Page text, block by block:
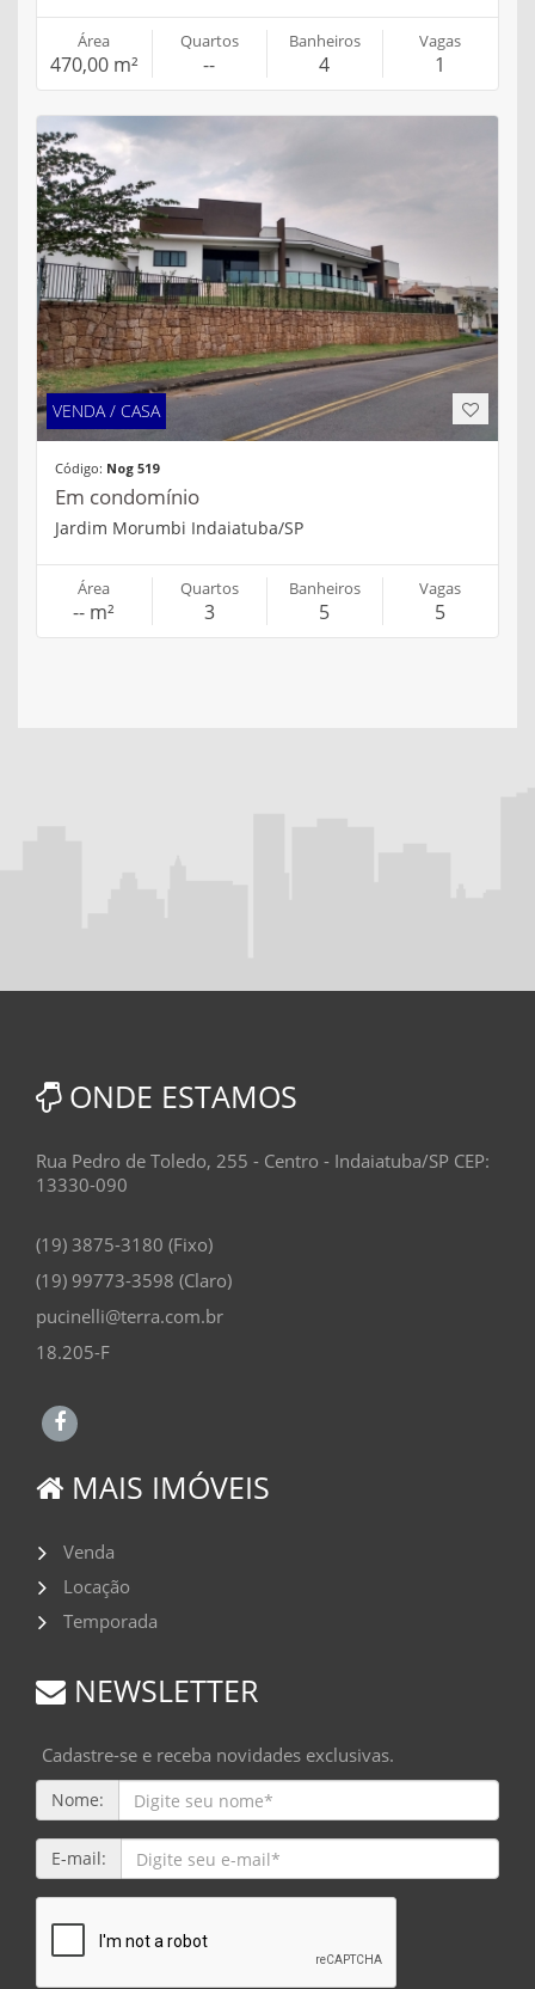
Área
470,00 m²
Quartos
--
Banheiros
4
Vagas
1
VENDA / CASA
Código: Nog 519
Em condomínio
Jardim Morumbi Indaiatuba/SP
Área
-- m²
Quartos
3
Banheiros
5
Vagas
5
ONDE ESTAMOS
Rua Pedro de Toledo, 255 - Centro - Indaiatuba/SP CEP:
13330-090
(19) 3875-3180 (Fixo)
(19) 99773-3598 (Claro)
pucinelli@terra.com.br
18.205-F
MAIS IMÓVEIS
Venda
Locação
Temporada
NEWSLETTER
Cadastre-se e receba novidades exclusivas.
Nome:
E-mail: